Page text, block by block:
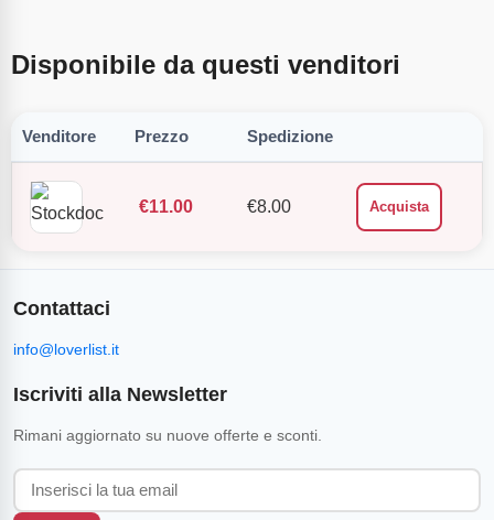
Disponibile da questi venditori
Venditore Prezzo Spedizione
€11.00 €8.00 Acquista
Contattaci
info@loverlist.it
Iscriviti alla Newsletter
Rimani aggiornato su nuove offerte e sconti.